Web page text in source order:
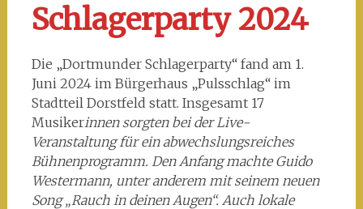
Schlagerparty 2024
Die „Dortmunder Schlagerparty“ fand am 1.
Juni 2024 im Bürgerhaus „Pulsschlag“ im
Stadtteil Dorstfeld statt. Insgesamt 17
Musikerinnen sorgten bei der Live-
Veranstaltung für ein abwechslungsreiches
Bühnenprogramm. Den Anfang machte Guido
Westermann, unter anderem mit seinem neuen
Song „Rauch in deinen Augen“. Auch lokale